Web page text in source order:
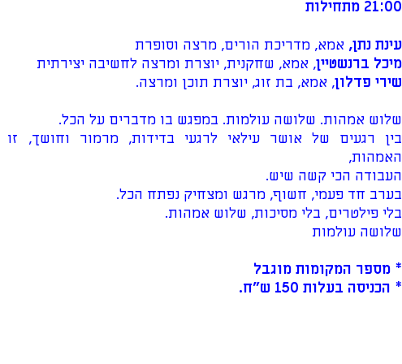
21:00 מתחילות
עינת נתן, אמא, מדריכת הורים, מרצה וסופרת
מיכל ברנשטיין, אמא, שחקנית, יוצרת ומרצה לחשיבה יצירתית
שירי פדלון, אמא, בת זוג, יוצרת תוכן ומרצה.
שלוש אמהות. שלושה עולמות. במפגש בו מדברים על הכל.
בין רגעים של אושר עילאי לרגעי בדידות, מרמור וחושך,
האמהות,
העבודה הכי קשה שיש.
בערב חד פעמי, חשוף, מרגש ומצחיק נפתח הכל.
בלי פילטרים, בלי מסיכות, שלוש אמהות.
שלושה עולמות
* מספר המקומות מוגבל
* הכניסה בעלות 150 ש"ח.